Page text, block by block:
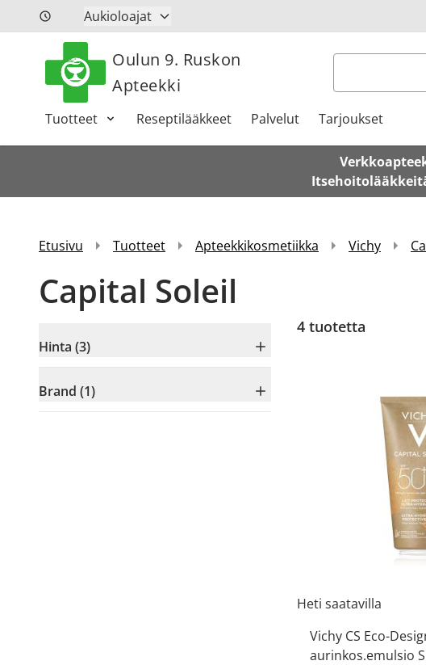
Siirry sisältöönAukioloajat
Oulun 9. Ruskon
Apteekki
Haku
Tuotteet Reseptilääkkeet Palvelut Tarjoukset
Etusivu Tuotteet Apteekkikosmetiikka Vichy
Capital Soleil
Hinta (3)
Brand (1)
4 tuotetta
Heti saatavilla
Vichy CS Eco-
aurinkos.emulsio